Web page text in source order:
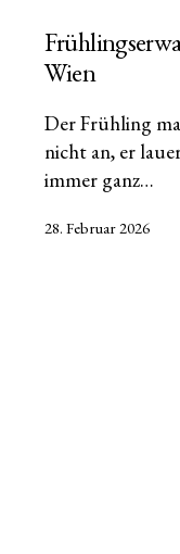
Wien
Der Frühling
nicht an, er
immer ganz…
Veröffentlicht
28. Februar 2026